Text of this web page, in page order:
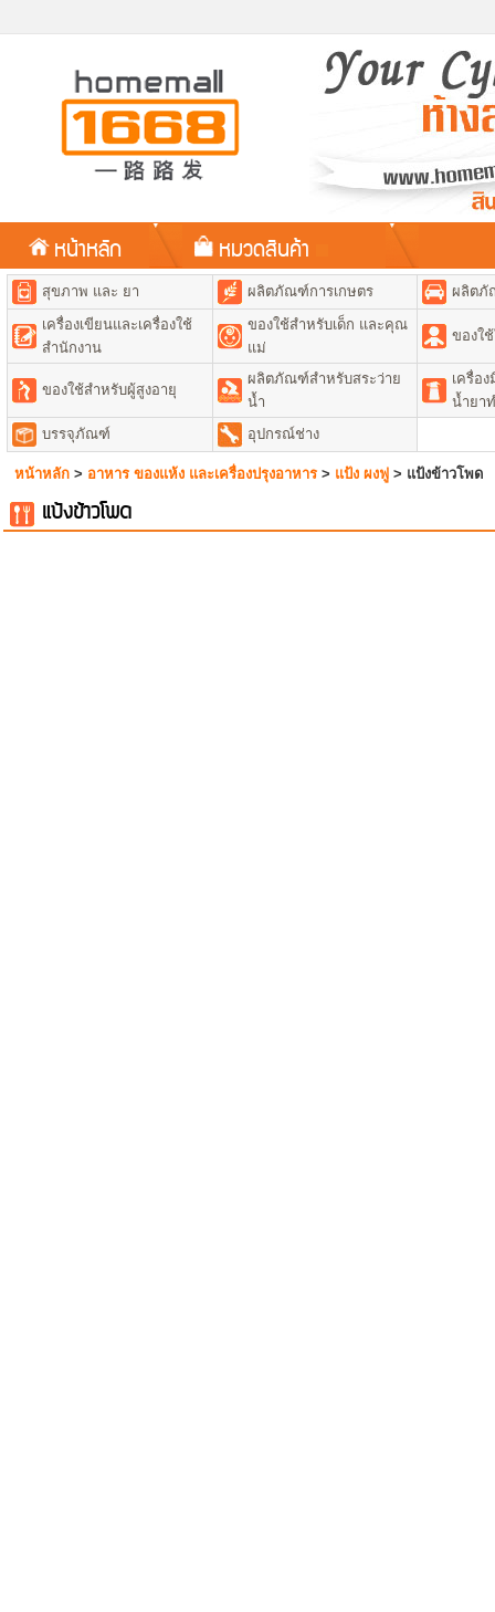
หน้าหลัก หมวดสินค้า
สุขภาพ และ ยา ผลิตภัณฑ์การเกษตร
ผลิตภั
เครื่องเขียนและเครื่องใช้
สำนักงาน
ของใช้สำหรับเด็ก และคุณ
แม่
ของใ
ของใช้สำหรับผู้สูงอายุ
ผลิตภัณฑ์สำหรับสระว่าย
น้ำ
เครื่อ
น้ำยา
บรรจุภัณฑ์
อุปกรณ์ช่าง
หน้าหลัก > อาหาร ของแห้ง และเครื่องปรุงอาหาร > แป้ง ผงฟู > แป้งข้าวโพด
แป้งข้าวโพด